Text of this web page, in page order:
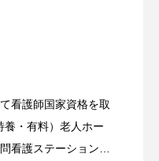
看護師国家資格を取
・有料）老人ホー
看護ステーション勤
気持ちを聴けている
本当に現場を良くし